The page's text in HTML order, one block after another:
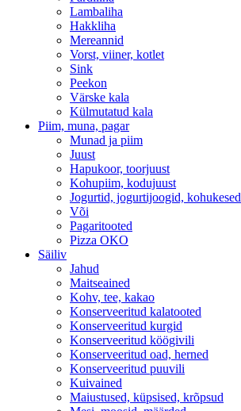
Lambaliha
Hakkliha
Mereannid
Vorst, viiner, kotlet
Sink
Peekon
Värske kala
Külmutatud kala
Piim, muna, pagar
Munad ja piim
Juust
Hapukoor, toorjuust
Kohupiim, kodujuust
Jogurtid, jogurtijoogid, kohukesed
Või
Pagaritooted
Pizza OKO
Säiliv
Jahud
Maitseained
Kohv, tee, kakao
Konserveeritud kalatooted
Konserveeritud kurgid
Konserveeritud köögivili
Konserveeritud oad, herned
Konserveeritud puuvili
Kuivained
Maiustused, küpsised, krõpsud